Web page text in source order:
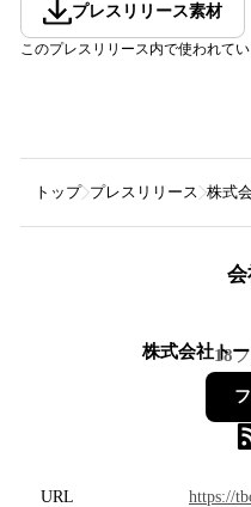
プレスリリース素材
このプレスリリース内で使われて
トップ プレスリリース 株式
株式会社ト
18
URL
https://